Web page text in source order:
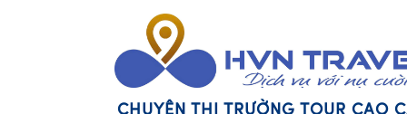
CHUYÊN THỊ TRƯỜNG TOUR CAO